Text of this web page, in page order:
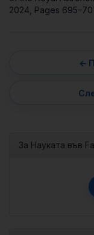
2024, Pages
За Науката във